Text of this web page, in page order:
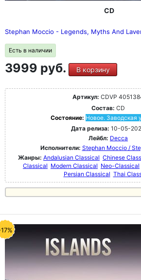
CD
Stephan Moccio - Legends, Myths And
Есть в наличии
3999 руб. В корзину
Артикул: CDVP
Состав: CD
Состояние: Новое. Заводская
Дата релиза: 10-05-
Лейбл: Decca
Исполнители: Stephan Moccio /
Жанры: Andalusian Classical Chinese
Classical Modern Classical Neo-Classical
Persian Classical Thai